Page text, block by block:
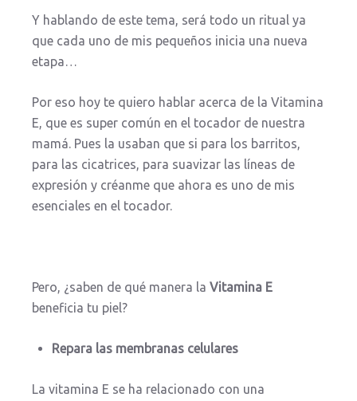
Y hablando de este tema, será todo un ritual ya
que cada uno de mis pequeños inicia una nueva
etapa…
Por eso hoy te quiero hablar acerca de la Vitamina
E, que es super común en el tocador de nuestra
mamá. Pues la usaban que si para los barritos,
para las cicatrices, para suavizar las líneas de
expresión y créanme que ahora es uno de mis
esenciales en el tocador.
Pero, ¿saben de qué manera la Vitamina E
beneficia tu piel?
Repara las membranas celulares
La vitamina E se ha relacionado con una